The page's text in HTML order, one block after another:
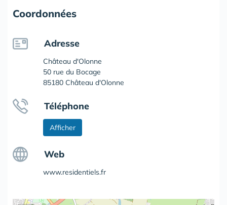
Coordonnées
Adresse
Château d'Olonne
50 rue du Bocage
85180 Château d'Olonne
Téléphone
Afficher
Web
www.residentiels.fr